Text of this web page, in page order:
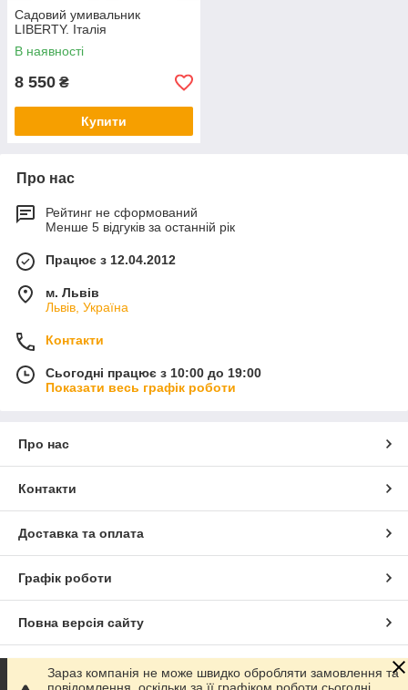
Садовий умивальник
LIBERTY. Італія
В наявності
8 550 ₴
Купити
Про нас
Рейтинг не сформований
Менше 5 відгуків за останній рік
Працює з 12.04.2012
м. Львів
Львів, Україна
Контакти
Сьогодні працює з 10:00 до 19:00
Показати весь графік роботи
Про нас
Контакти
Доставка та оплата
Графік роботи
Повна версія сайту
Сайт створено на маркетплейсіProm.ua
Зараз компанія не може швидко обробляти замовлення та